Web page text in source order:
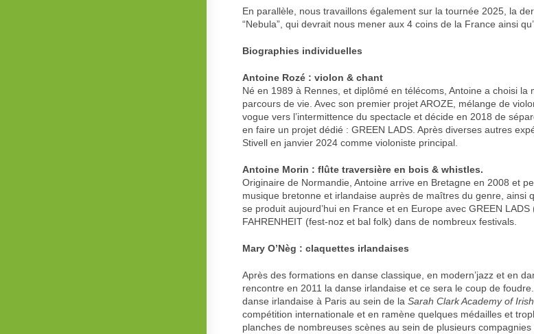
En parallèle, nous travaillons également sur la tournée 2025, la
“Nebula”, qui devrait nous mener aux 4 coins de la France ainsi
Biographies individuelles
Antoine Rozé : violon & chant
Né en 1989 à Rennes, et diplômé en télécoms, Antoine a choisi
parcours de vie. Avec son premier projet AROZE, mélange de
vogue vers l’intermittence du spectacle et décide en 2018 de
en faire un projet dédié : GREEN LADS. Après diverses autres
Stivell en janvier 2024 comme violoniste principal.
Antoine Morin : flûte traversière en bois & whistles.
Originaire de Normandie, Antoine arrive en Bretagne en 2008 et
musique bretonne et irlandaise auprès de maîtres du genre, ainsi
se produit aujourd’hui en France et en Europe avec GREEN
FAHRENHEIT (fest-noz et bal folk) dans de nombreux festivals.
Mary O’Nèg : claquettes irlandaises
Après des formations en danse classique, en modern’jazz et en
rencontre en 2011 la danse irlandaise et ce sera le coup de
danse irlandaise à Paris au sein de laSarah Clark Academy of
compétition internationale et en ramène quelques médailles et
planches de nombreuses scènes au sein de plusieurs